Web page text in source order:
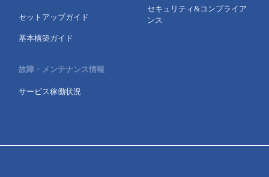
セットアップガイド
基本構築ガイド
故障・メンテナンス情報
サービス稼働状況
セキュリティ&コンプライア
ンス